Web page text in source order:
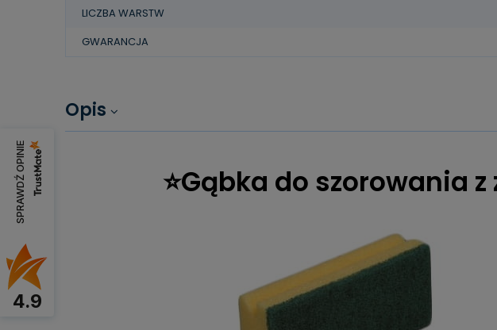
Opis
⭐Gąbka do szorowania
LICZBA WARSTW
GWARANCJA
SPRAWDŹ OPINIE
4.9